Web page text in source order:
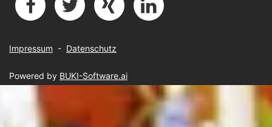
Impressum - Datenschutz
Powered by BUKI-Software.ai